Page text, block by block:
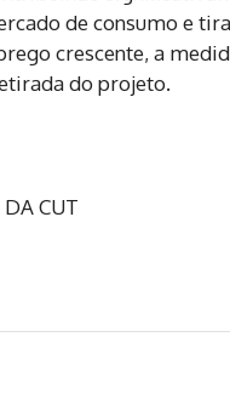
de consumo e
crescente, a
do projeto.
DA CUT